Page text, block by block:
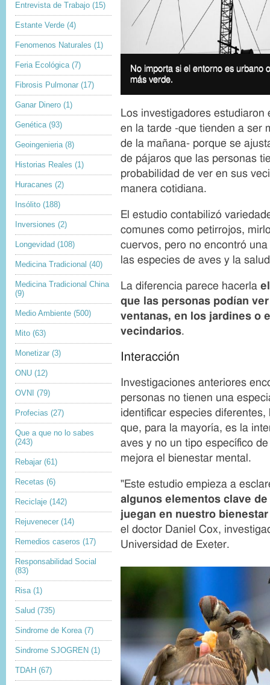
Entrevista de Trabajo (15)
Estante Verde (4)
Fenomenos Naturales (1)
Feria Ecológica (7)
Fibrosis Pulmonar (17)
Ganar Dinero (1)
Genética (93)
Geoingenieria (8)
Historias Reales (1)
Huracanes (2)
Insólito (188)
Inversiones (2)
Longevidad (108)
Medicina Tradicional (40)
Medicina Tradicional China
(9)
Medio Ambiente (500)
Mito (63)
Monetizar (3)
ONU (12)
OVNI (79)
Profecias (27)
Que a que no lo sabes
(243)
Rebajar (61)
Recetas (6)
Reciclaje (142)
Rejuvenecer (14)
Remedios caseros (17)
Responsabilidad Social
(83)
Risa (1)
Salud (735)
Sindrome de Korea (7)
Sindrome SJOGREN (1)
TDAH (67)
e
c
o
s
d
a
u
o
r
d
l
i
m
a
n
I
m
a
e
c
a
p
i
o
No importa si el entorno es urbano
más verde.
Los investigadores estudiaron
en la tarde -que tienden a ser
de la mañana- porque se
de pájaros que las personas
probabilidad de ver en sus
manera cotidiana.
El estudio contabilizó
comunes como petirrojos,
cuervos, pero no encontró
las especies de aves y la
La diferencia parece hacerla
que las personas podían
ventanas, en los jardines o
vecindarios.
Interacción
Investigaciones anteriores
personas no tienen una
identificar especies diferentes,
que, para la mayoría, es la
aves y no un tipo específico
mejora el bienestar mental.
"Este estudio empieza a
algunos elementos clave de
juegan en nuestro
el doctor Daniel Cox,
Universidad de Exeter.